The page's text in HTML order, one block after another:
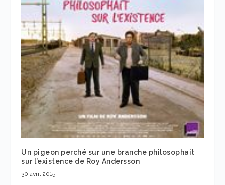
Un pigeon perché sur une branche philosophait
sur l’existence de Roy Andersson
30 avril 2015